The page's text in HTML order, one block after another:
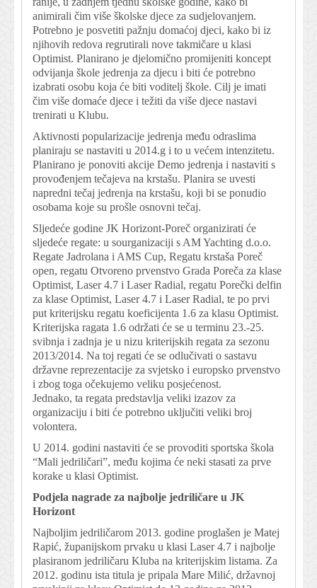
animirali čim više školske djece za sudjelovanjem.
Potrebno je posvetiti pažnju domaćoj djeci, kako bi iz
njihovih redova regrutirali nove takmičare u klasi
Optimist. Planirano je djelomično promijeniti koncept
odvijanja škole jedrenja za djecu i biti će potrebno
izabrati osobu koja će biti voditelj škole. Cilj je imati
čim više domaće djece i težiti da više djece nastavi
trenirati u Klubu.
Aktivnosti popularizacije jedrenja među odraslima
planiraju se nastaviti u 2014.g i to u većem intenzitetu.
Planirano je ponoviti akcije Demo jedrenja i nastaviti s
provođenjem tečajeva na krstašu. Planira se uvesti
napredni tečaj jedrenja na krstašu, koji bi se ponudio
osobama koje su prošle osnovni tečaj.
Sljedeće godine JK Horizont-Poreč organizirati će
sljedeće regate: u sourganizaciji s AM Yachting d.o.o.
Regate Jadrolana i AMS Cup, Regatu krstaša Poreč
open, regatu Otvoreno prvenstvo Grada Poreča za klase
Optimist, Laser 4.7 i Laser Radial, regatu Porečki delfin
za klase Optimist, Laser 4.7 i Laser Radial, te po prvi
put kriterijsku regatu koeficijenta 1.6 za klasu Optimist.
Kriterijska ragata 1.6 održati će se u terminu 23.-25.
svibnja i zadnja je u nizu kriterijskih regata za sezonu
2013/2014. Na toj regati će se odlučivati o sastavu
državne reprezentacije za svjetsko i europsko prvenstvo
i zbog toga očekujemo veliku posjećenost.
Jednako, ta regata predstavlja veliki izazov za
organizaciju i biti će potrebno uključiti veliki broj
volontera.
U 2014. godini nastaviti će se provoditi sportska škola
“Mali jedriličari”, među kojima će neki stasati za prve
korake u klasi Optimist.
Podjela nagrade za najbolje jedriličare u JK
Horizont
Najboljim jedriličarom 2013. godine proglašen je Matej
Rapić, županijskom prvaku u klasi Laser 4.7 i najbolje
plasiranom jedriličaru Kluba na kriterijskim listama. Za
2012. godinu ista titula je pripala Mare Milić, državnoj